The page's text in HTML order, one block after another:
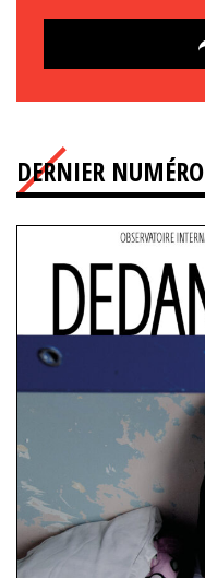
DERNIER NUMÉRO